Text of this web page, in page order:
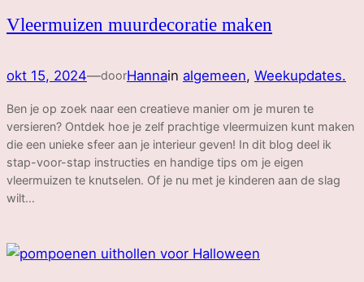
Vleermuizen muurdecoratie maken
okt 15, 2024—doorHannain algemeen, Weekupdates.
Ben je op zoek naar een creatieve manier om je muren te
versieren? Ontdek hoe je zelf prachtige vleermuizen kunt maken
die een unieke sfeer aan je interieur geven! In dit blog deel ik
stap-voor-stap instructies en handige tips om je eigen
vleermuizen te knutselen. Of je nu met je kinderen aan de slag
wilt…